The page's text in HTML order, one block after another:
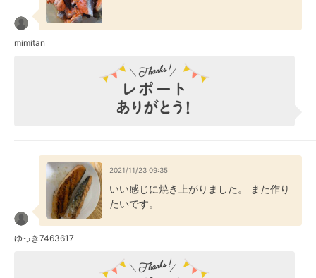
mimitan
2021/11/23 09:35
いい感じに焼き上がりました。 また作り
たいです。
ゆっき7463617